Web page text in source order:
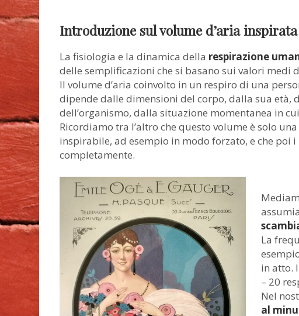
Introduzione sul volume d’aria inspirata
La fisiologia e la dinamica della respirazione
delle semplificazioni che si basano sui valori medi
Il volume d’aria coinvolto in un respiro di una
dipende dalle dimensioni del corpo, dalla sua età,
dell’organismo, dalla situazione momentanea in
Ricordiamo tra l’altro che questo volume è solo
inspirabile, ad esempio in modo forzato, e che poi
completamente.
La
in atto.
– 20
Nel
al